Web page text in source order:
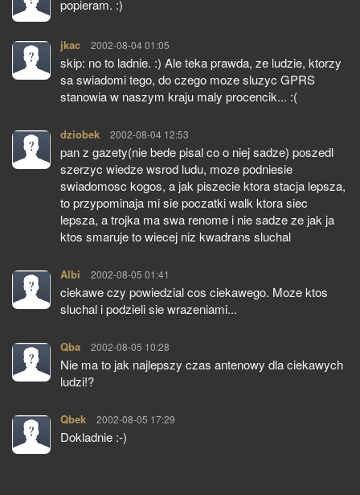
popieram. :)
jkac pisze:
2002-08-04 01:05
skip: no to ladnie. :) Ale teka prawda, ze ludzie, ktorzy
sa swiadomi tego, do czego moze sluzyc GPRS
stanowia w naszym kraju maly procencik... :(
dziobek pisze:
2002-08-04 12:53
pan z gazety(nie bede pisal co o niej sadze) poszedl
szerzyc wiedze wsrod ludu, moze podniesie
swiadomosc kogos, a jak piszecie ktora stacja lepsza,
to przypominaja mi sie poczatki walk ktora siec
lepsza, a trojka ma swa renome i nie sadze ze jak ja
ktos smaruje to wiecej niz kwadrans sluchal
Albi pisze:
2002-08-05 01:41
ciekawe czy powiedzial cos ciekawego. Moze ktos
sluchal i podzieli sie wrazeniami...
Qba pisze:
2002-08-05 10:28
Nie ma to jak najlepszy czas antenowy dla ciekawych
ludzi!?
Qbek pisze:
2002-08-05 17:29
Dokladnie :-)